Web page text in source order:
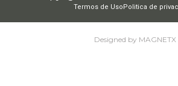
Termos de Uso Politica de
Designed by MAGNETX